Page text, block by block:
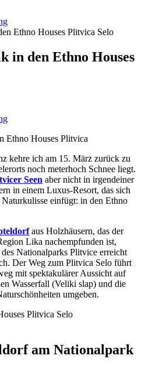
Ethno Houses Plitvica Selo
in den Ethno Houses
kehre ich am 15. März zurück zu
noch meterhoch Schnee liegt.
Seen aber nicht in irgendeiner
in einem Luxus-Resort, das sich
einfügt: in den Ethno
aus Holzhäusern, das der
Lika nachempfunden ist,
Nationalparks Plitvice erreicht
Der Weg zum Plitvica Selo führt
mit spektakulärer Aussicht auf
Wasserfall (Veliki slap) und die
umgeben.
am Nationalpark